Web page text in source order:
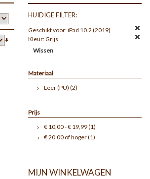
HUIDIGE FILTER:
Geschikt voor:iPad 10.2 (2019)
Kleur:Grijs
Wissen
Materiaal
Leer (PU) (2)
Prijs
€ 10,00-€ 19,99(1)
€ 20,00 of hoger(1)
MIJN WINKELWAGEN